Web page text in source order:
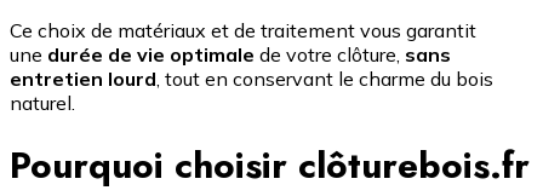
Ce choix de matériaux et de traitement vous garantit
une durée de vie optimale de votre clôture, sans
entretien lourd , tout en conservant le charme du bois
naturel.
Pourquoi choisir clôturebois.fr